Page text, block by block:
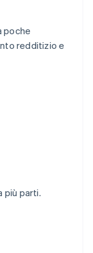
poche
redditizio e
più parti.